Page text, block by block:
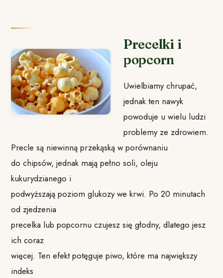
Precelki i
popcorn
Uwielbiamy chrupać,
jednak ten nawyk
powoduje u wielu ludzi
problemy ze zdrowiem.
Precle są niewinną przekąską w porównaniu
do chipsów, jednak mają pełno soli, oleju
kukurydzianego i
podwyższają poziom glukozy we krwi. Po 20 minutach
od zjedzenia
precelka lub popcornu czujesz się głodny, dlatego jesz
ich coraz
więcej. Ten efekt potęguje piwo, które ma największy
indeks